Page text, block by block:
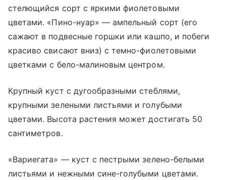
стелющийся сорт с яркими фиолетовыми
цветами. «Пино-нуар» — ампельный сорт (его
сажают в подвесные горшки или кашпо, и побеги
красиво свисают вниз) с темно-фиолетовыми
цветками с бело-малиновым центром.
Крупный куст с дугообразными стеблями,
крупными зелеными листьями и голубыми
цветами. Высота растения может достигать 50
сантиметров.
«Вариегата» — куст с пестрыми зелено-белыми
листьями и нежными сине-голубыми цветами.